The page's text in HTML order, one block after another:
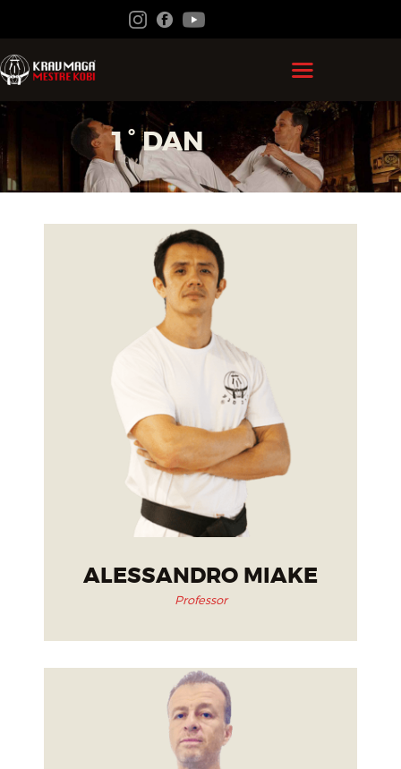
1° DAN
HOME
GRÃO MESTRE KOBI
KRAV MAGA
FEDERAÇÃO
ACADEMIAS
CONTATO
ÁREA DO ALUNO
ALESSANDRO MIAKE
Professor